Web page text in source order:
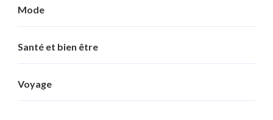
Mode
Santé et bien être
Voyage